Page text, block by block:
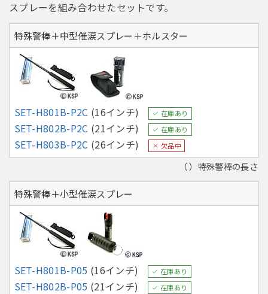
スプレーを組み合わせたセットです。
特殊警棒＋中型催涙スプレー＋ホルスター
SET-H801B-P2C (16インチ) 在庫あり
SET-H802B-P2C (21インチ) 在庫あり
SET-H803B-P2C (26インチ) 欠品中
（ ）特殊警棒の長さ
特殊警棒＋小型催涙スプレー
SET-H801B-P05 (16インチ) 在庫あり
SET-H802B-P05 (21インチ) 在庫あり